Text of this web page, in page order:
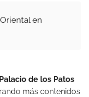
en
de los Patos
más contenidos